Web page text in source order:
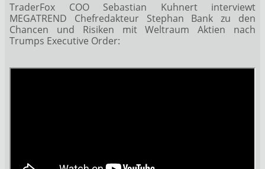
TraderFox COO Sebastian Kuhnert interviewt
MEGATREND Chefredakteur Stephan Bank zu den
Chancen und Risiken mit Weltraum Aktien nach
Trumps Executive Order: